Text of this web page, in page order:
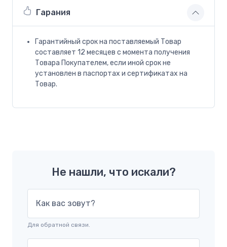
Гарания
Гарантийный срок на поставляемый Товар
составляет 12 месяцев с момента получения
Товара Покупателем, если иной срок не
установлен в паспортах и сертификатах на
Товар.
Не нашли, что искали?
Как вас зовут?
Для обратной связи.